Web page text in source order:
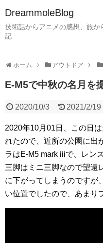
DreammoleBlog
技術話からアニメの感想、旅
記
ホーム アウトドア
E-M5で中秋の名月を
2020/10/3 2021/2/19
2020年10月01日、この日
れたので、近所の公園に出
ラはE-M5 mark iiiで、レン
三脚はミニ三脚なので望遠
に下がってしまうのですが
い位置でしたので、あまり